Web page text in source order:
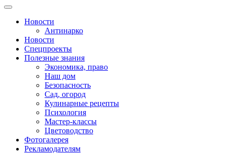
Новости
Антинарко
Новости
Спецпроекты
Полезные знания
Экономика, право
Наш дом
Безопасность
Сад, огород
Кулинарные рецепты
Психология
Мастер-классы
Цветоводство
Фотогалерея
Рекламодателям